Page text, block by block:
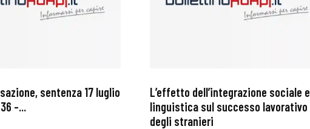
sentenza 17 luglio
–...
L’effetto dell’integrazione sociale e
linguistica sul successo lavorativo
degli stranieri